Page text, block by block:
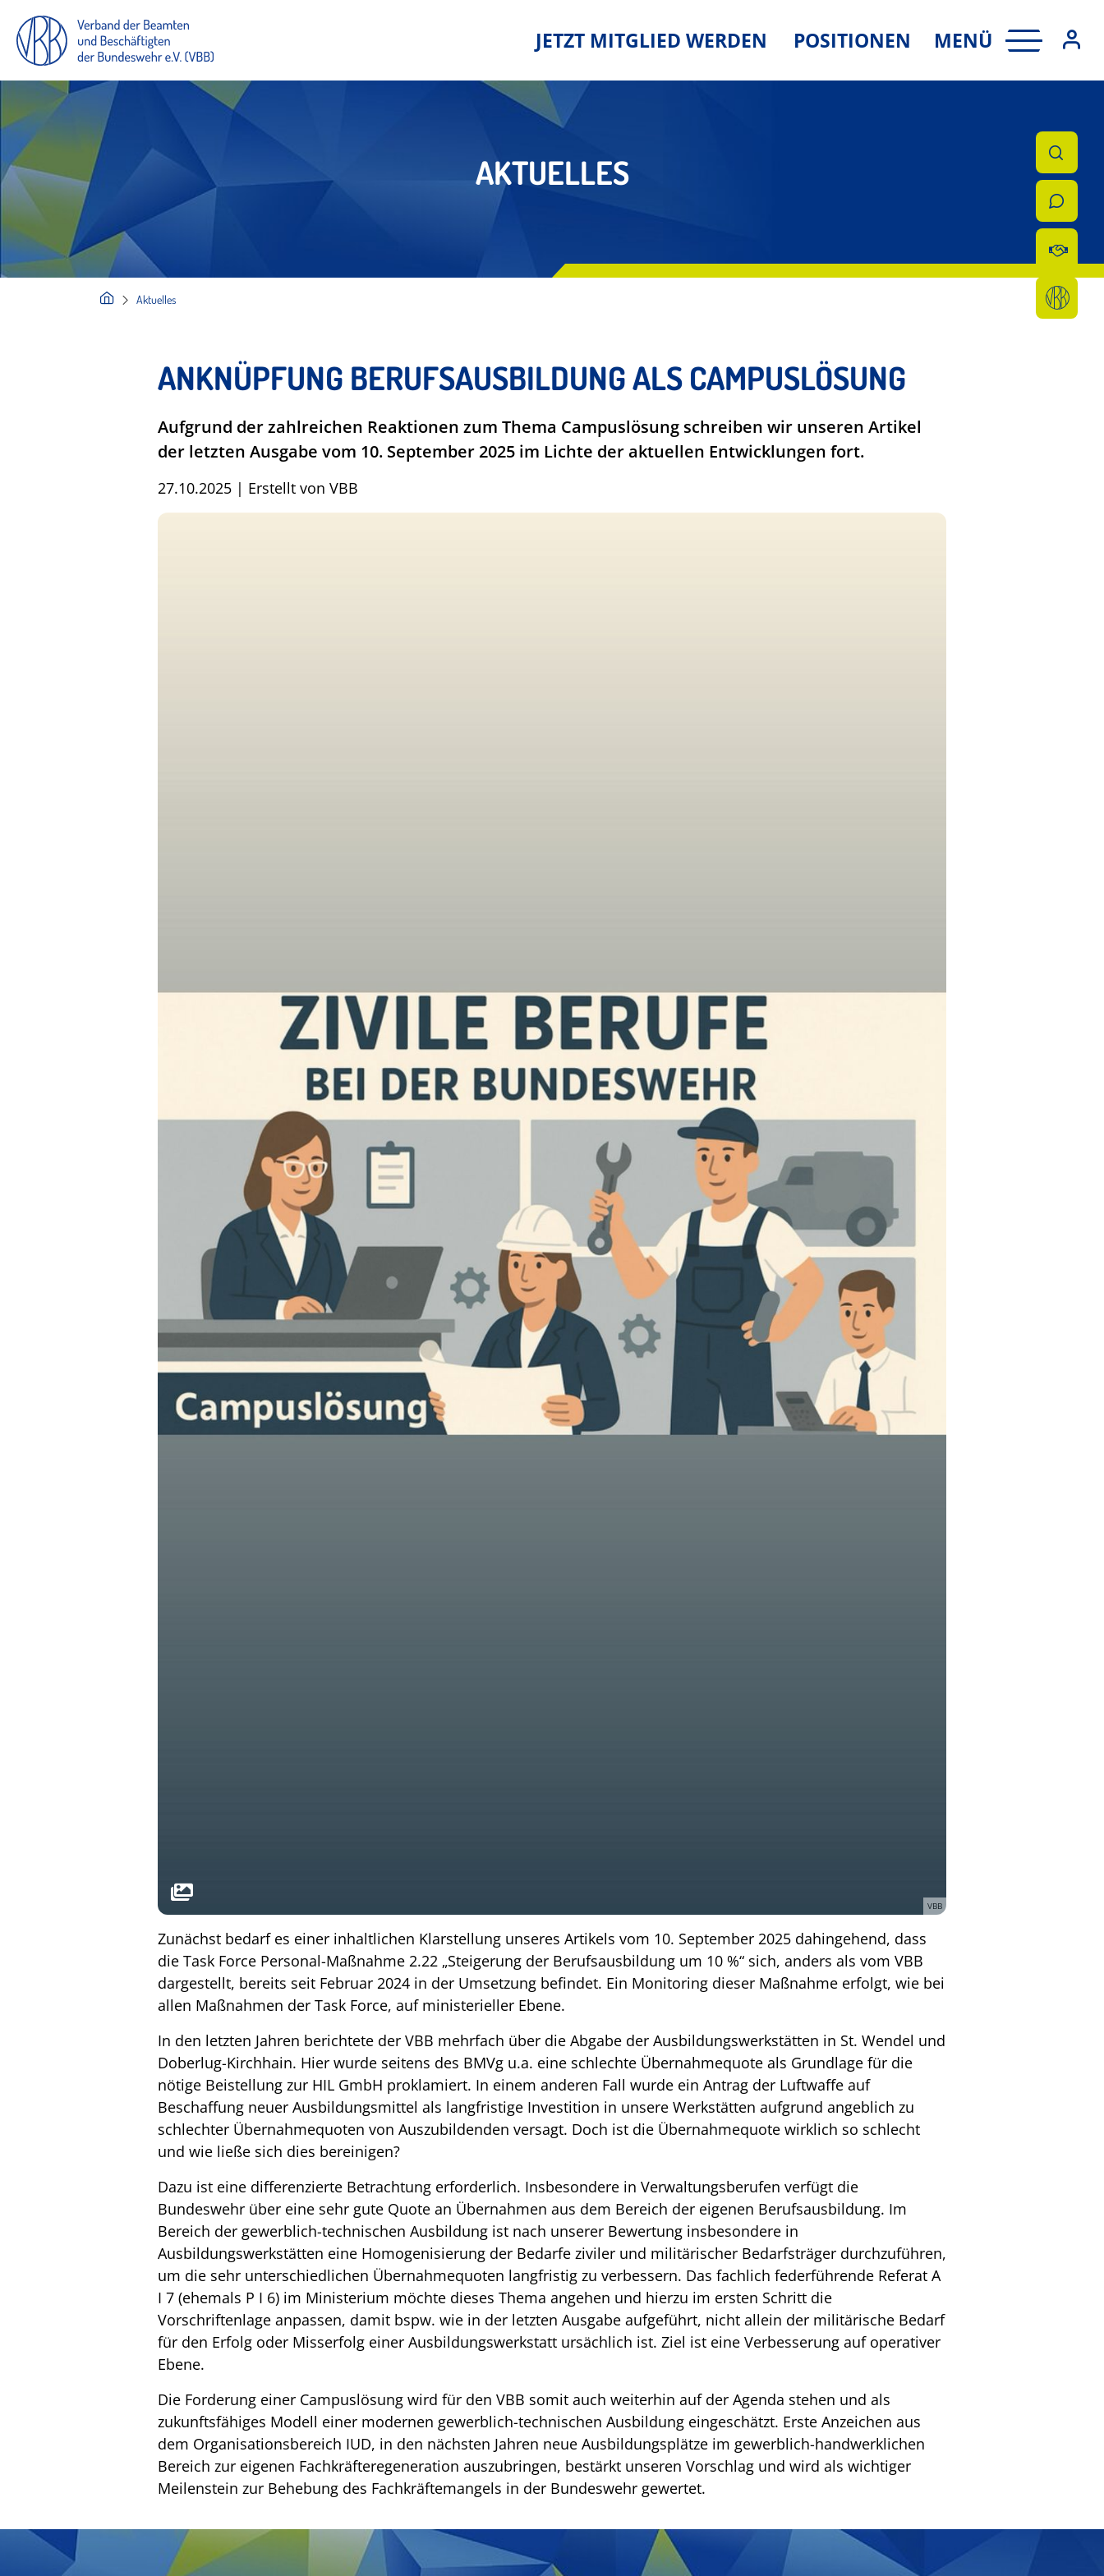
JETZT MITGLIED WERDEN POSITIONEN MENÜ
AKTUELLES
Aktuelles
ANKNÜPFUNG BERUFSAUSBILDUNG ALS CAMPUSLÖSUNG
Aufgrund der zahlreichen Reaktionen zum Thema Campuslösung schreiben wir unseren Artikel
der letzten Ausgabe vom 10. September 2025 im Lichte der aktuellen Entwicklungen fort.
27.10.2025 | Erstellt von VBB
VBB
Zunächst bedarf es einer inhaltlichen Klarstellung unseres Artikels vom 10. September 2025 dahingehend, dass
die Task Force Personal-Maßnahme 2.22 „Steigerung der Berufsausbildung um 10 %“ sich, anders als vom VBB
dargestellt, bereits seit Februar 2024 in der Umsetzung befindet. Ein Monitoring dieser Maßnahme erfolgt, wie bei
allen Maßnahmen der Task Force, auf ministerieller Ebene.
In den letzten Jahren berichtete der VBB mehrfach über die Abgabe der Ausbildungswerkstätten in St. Wendel und
Doberlug-Kirchhain. Hier wurde seitens des BMVg u.a. eine schlechte Übernahmequote als Grundlage für die
nötige Beistellung zur HIL GmbH proklamiert. In einem anderen Fall wurde ein Antrag der Luftwaffe auf
Beschaffung neuer Ausbildungsmittel als langfristige Investition in unsere Werkstätten aufgrund angeblich zu
schlechter Übernahmequoten von Auszubildenden versagt. Doch ist die Übernahmequote wirklich so schlecht
und wie ließe sich dies bereinigen?
Dazu ist eine differenzierte Betrachtung erforderlich. Insbesondere in Verwaltungsberufen verfügt die
Bundeswehr über eine sehr gute Quote an Übernahmen aus dem Bereich der eigenen Berufsausbildung. Im
Bereich der gewerblich-technischen Ausbildung ist nach unserer Bewertung insbesondere in
Ausbildungswerkstätten eine Homogenisierung der Bedarfe ziviler und militärischer Bedarfsträger durchzuführen,
um die sehr unterschiedlichen Übernahmequoten langfristig zu verbessern. Das fachlich federführende Referat A
I 7 (ehemals P I 6) im Ministerium möchte dieses Thema angehen und hierzu im ersten Schritt die
Vorschriftenlage anpassen, damit bspw. wie in der letzten Ausgabe aufgeführt, nicht allein der militärische Bedarf
für den Erfolg oder Misserfolg einer Ausbildungswerkstatt ursächlich ist. Ziel ist eine Verbesserung auf operativer
Ebene.
Die Forderung einer Campuslösung wird für den VBB somit auch weiterhin auf der Agenda stehen und als
zukunftsfähiges Modell einer modernen gewerblich-technischen Ausbildung eingeschätzt. Erste Anzeichen aus
dem Organisationsbereich IUD, in den nächsten Jahren neue Ausbildungsplätze im gewerblich-handwerklichen
Bereich zur eigenen Fachkräfteregeneration auszubringen, bestärkt unseren Vorschlag und wird als wichtiger
Meilenstein zur Behebung des Fachkräftemangels in der Bundeswehr gewertet.